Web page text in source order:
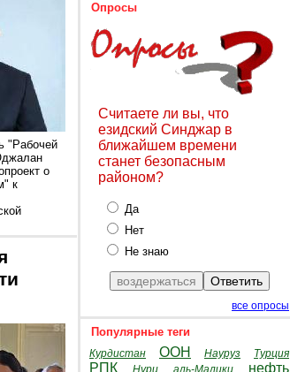
"Рабочей
о
к
Опросы
Считаете ли вы, что
езидский Синджар в
ближайшем времени
станет безопасным
районом?
Да
Нет
Не знаю
все опросы
Популярные теги
Курдистан ООН Науруз Турция
РПК Нури аль-Малики нефть